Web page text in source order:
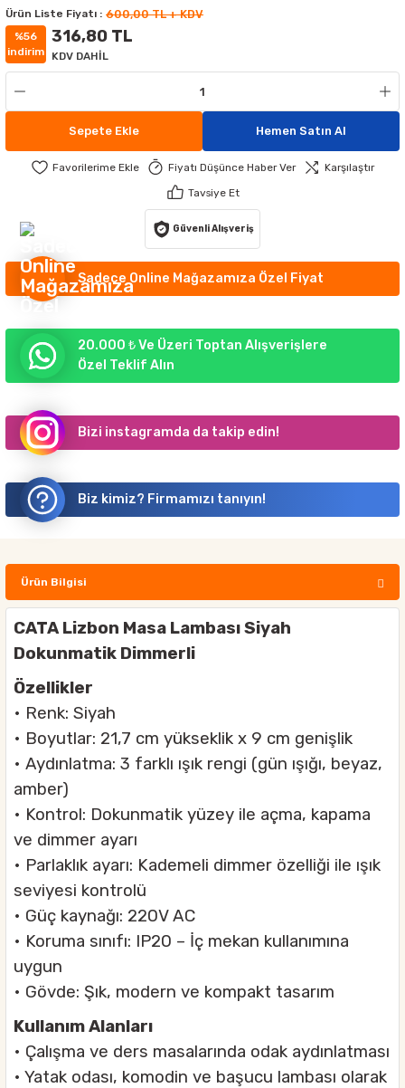
AYDINLATMA
ÇİM ARMATÜR
APLİKLER
AYDINLATMA
APLİKLER
Ürün Liste Fiyatı : 600,00 TL + KDV
%56
indirim
316,80 TL
KDV DAHİL
Sepete Ekle Hemen Satın Al
Fiyatı Düşünce Haber Ver
Karşılaştır
Tavsiye Et
Güvenli Alışveriş
Sadece Online Mağazamıza Özel Fiyat
20.000 ₺ Ve Üzeri Toptan Alışverişlere
Özel Teklif Alın
Bizi instagramda da takip edin!
Biz kimiz? Firmamızı tanıyın!
Ürün Bilgisi
CATA Lizbon Masa Lambası Siyah
Dokunmatik Dimmerli
Özellikler
• Renk: Siyah
• Boyutlar: 21,7 cm yükseklik x 9 cm genişlik
• Aydınlatma: 3 farklı ışık rengi (gün ışığı, beyaz,
amber)
• Kontrol: Dokunmatik yüzey ile açma, kapama
ve dimmer ayarı
• Parlaklık ayarı: Kademeli dimmer özelliği ile ışık
seviyesi kontrolü
• Güç kaynağı: 220V AC
• Koruma sınıfı: IP20 – İç mekan kullanımına
uygun
• Gövde: Şık, modern ve kompakt tasarım
Kullanım Alanları
• Çalışma ve ders masalarında odak aydınlatması
• Yatak odası, komodin ve başucu lambası olarak